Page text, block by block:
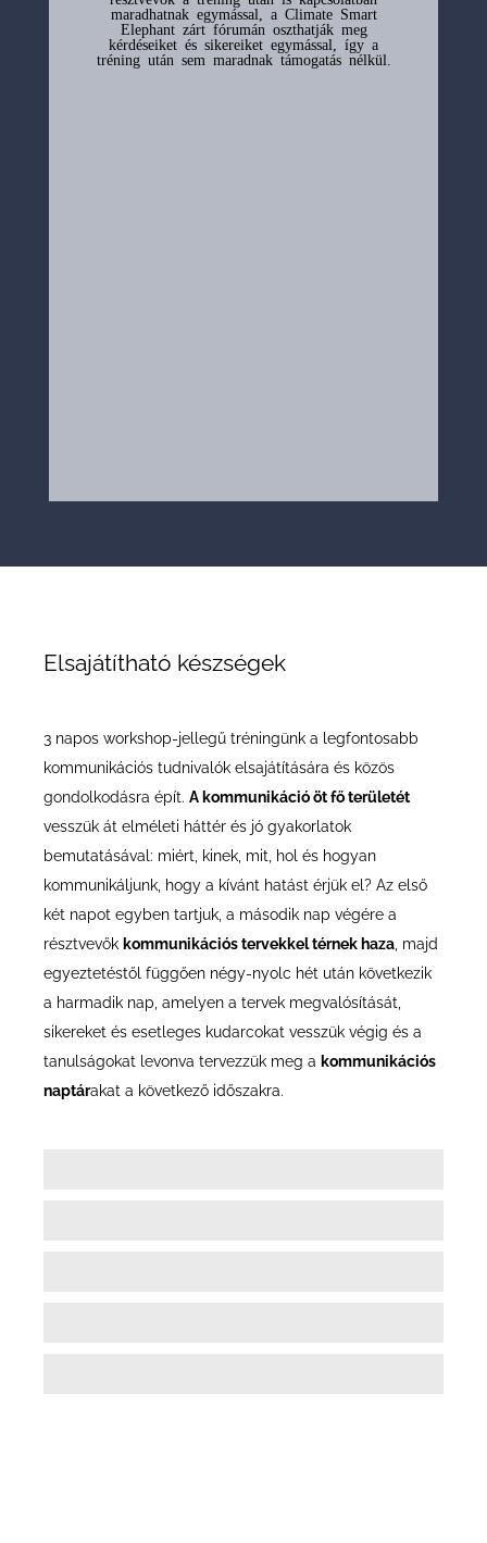
maradhatnak egymással, a Climate Smart
Elephant zárt fórumán oszthatják meg
kérdéseiket és sikereiket egymással, így a
tréning után sem maradnak támogatás nélkül.
Elsajátítható készségek
3 napos workshop-jellegű tréningünk a legfontosabb
kommunikációs tudnivalók elsajátítására és közös
gondolkodásra épít. A kommunikáció öt fő területét
vesszük át elméleti háttér és jó gyakorlatok
bemutatásával: miért, kinek, mit, hol és hogyan
kommunikáljunk, hogy a kívánt hatást érjük el? Az első
két napot egyben tartjuk, a második nap végére a
résztvevők kommunikációs tervekkel térnek haza , majd
egyeztetéstől függően négy-nyolc hét után következik
a harmadik nap, amelyen a tervek megvalósítását,
sikereket és esetleges kudarcokat vesszük végig és a
tanulságokat levonva tervezzük meg a kommunikációs
naptárakat a következő időszakra.